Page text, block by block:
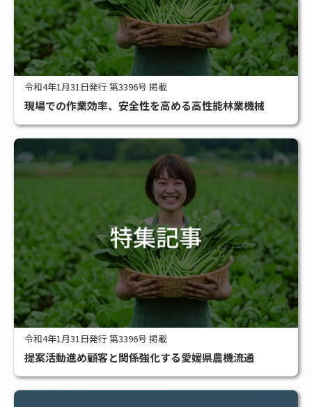
令和4年1月31日発行 第3396号 掲載
現場での作業効率、安全性を高める高性能林業機械
令和4年1月31日発行 第3396号 掲載
提案活動進め顧客と関係強化する愛媛県農機流通